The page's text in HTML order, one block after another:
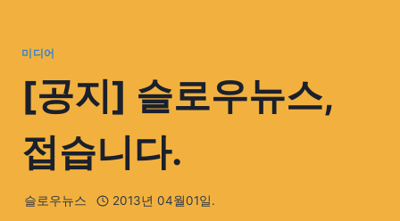
미디어
[공지] 슬로우뉴스,
접습니다.
슬로우뉴스 2013년 04월01일.